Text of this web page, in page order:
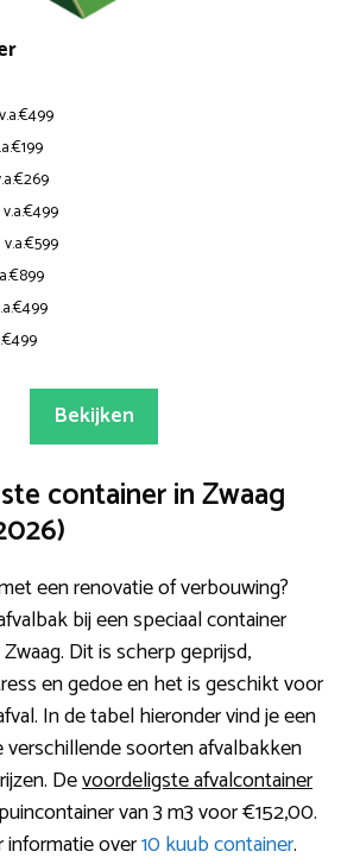
Bekijken
container in Zwaag
een renovatie of verbouwing?
bij een speciaal container
Dit is scherp geprijsd,
en gedoe en het is geschikt voor
In de tabel hieronder vind je een
verschillende soorten afvalbakken
Devoordeligste afvalcontainer
van 3 m3 voor €152,00.
over10 kuub container.